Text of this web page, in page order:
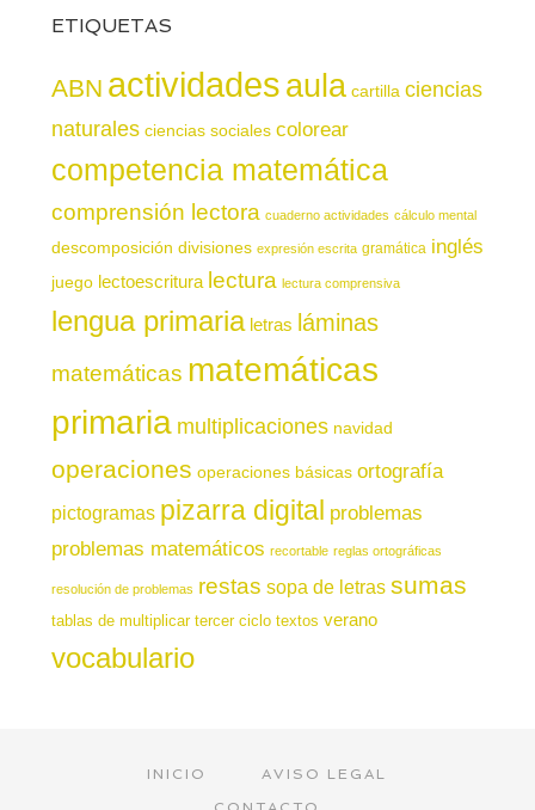
ETIQUETAS
ABN actividadesaula cartilla ciencias
naturales ciencias sociales colorear
competencia matemática
comprensión lectora cuaderno actividades cálculo mental
descomposición divisiones expresión escrita gramática inglés
juego lectoescritura lectura lectura comprensiva
lengua primaria letras láminas
matemáticas matemáticas
primaria multiplicaciones navidad
operaciones operaciones básicas ortografía
pictogramas pizarra digital problemas
problemas matemáticos recortable reglas ortográficas
resolución de problemas restas sopa de letras sumas
tablas de multiplicar tercer ciclo textos verano
vocabulario
INICIO
AVISO LEGAL